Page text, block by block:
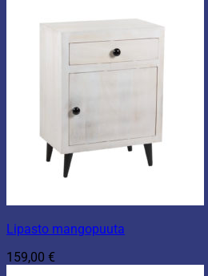
35,00 €
Lipasto mangopuuta
159,00 €